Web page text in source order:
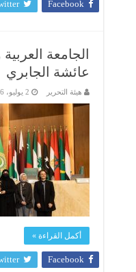
Facebook
الجامعة
عائشة الجابري
هيئة التحرير 2 يوليو، 2026
أكمل القراءة »
Facebook